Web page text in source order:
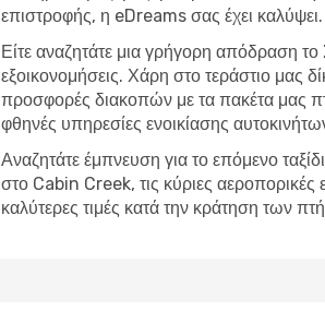
επιστροφής, η eDreams σας έχει καλύψει.
Είτε αναζητάτε μια γρήγορη απόδραση
εξοικονομήσεις. Χάρη στο τεράστιο μας
προσφορές διακοπών με τα πακέτα μας
φθηνές υπηρεσίες ενοικίασης
Αναζητάτε έμπνευση για το επόμενο
στο Cabin Creek, τις κύριες
καλύτερες τιμές κατά την κράτηση των